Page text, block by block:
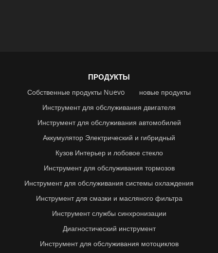
ПРОДУКТЫ
Собственные продукты Nuevo
новые продукты
Инструмент для обслуживания двигателя
Инструмент для обслуживания автомобилей
Аккумулятор Электрический и гибридный
Кузов Интерьер и лобовое стекло
Инструмент для обслуживания тормозов
Инструмент для обслуживания системы охлаждения
Инструмент для смазки и масляного фильтра
Инструмент службы синхронизации
Диагностический инструмент
Инструмент для обслуживания мотоциклов